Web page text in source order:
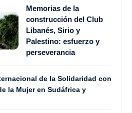
Memorias de la
construcción del Club
Libanés, Sirio y
Palestino: esfuerzo y
perseverancia
de la Solidaridad con
la Mujer en Sudáfrica y